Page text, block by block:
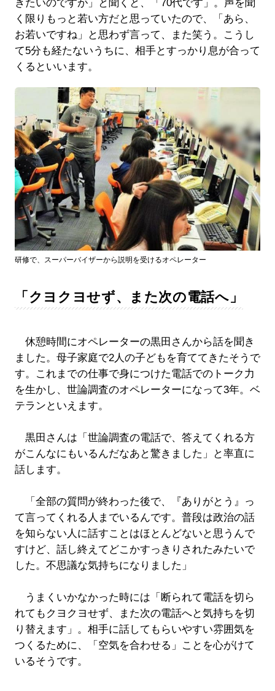
きたいのですが」と聞くと、「70代です」。声を聞
く限りもっと若い方だと思っていたので、「あら、
お若いですね」と思わず言って、また笑う。こうし
て5分も経たないうちに、相手とすっかり息が合って
くるといいます。
研修で、スーパーバイザーから説明を受けるオペレーター
「クヨクヨせず、また次の電話へ」
休憩時間にオペレーターの黒田さんから話を聞き
ました。母子家庭で2人の子どもを育ててきたそうで
す。これまでの仕事で身につけた電話でのトーク力
を生かし、世論調査のオペレーターになって3年。ベ
テランといえます。
黒田さんは「世論調査の電話で、答えてくれる方
がこんなにもいるんだなあと驚きました」と率直に
話します。
「全部の質問が終わった後で、『ありがとう』っ
て言ってくれる人までいるんです。普段は政治の話
を知らない人に話すことはほとんどないと思うんで
すけど、話し終えてどこかすっきりされたみたいで
した。不思議な気持ちになりました」
うまくいかなかった時には「断られて電話を切ら
れてもクヨクヨせず、また次の電話へと気持ちを切
り替えます」。相手に話してもらいやすい雰囲気を
つくるために、「空気を合わせる」ことを心がけて
いるそうです。